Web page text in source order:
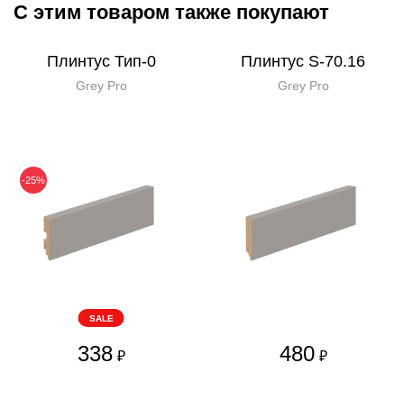
С этим товаром также покупают
Плинтус Тип-0
Grey Pro
-25%
SALE
338 ₽
Плинтус S-70.16
Grey Pro
480 ₽